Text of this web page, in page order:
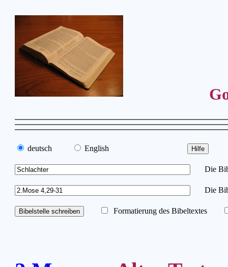
deutsch English
Die
Die
Formatierung des Bibeltextes